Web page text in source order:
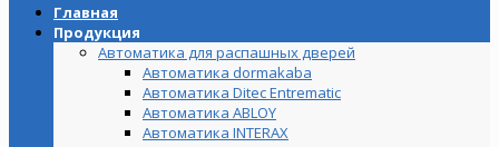
Главная
Продукция
Автоматика для распашных дверей
Автоматика dormakaba
Автоматика Ditec Entrematic
Автоматика ABLOY
Автоматика INTERAX